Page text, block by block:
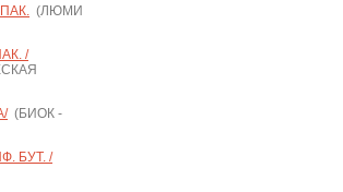
(ЛЮМИ
/
(БИОК -
БУТ. /